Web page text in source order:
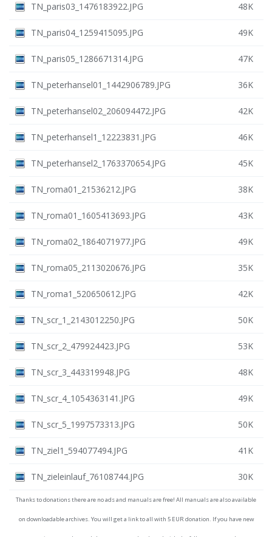
TN_paris03_1476183922.JPG 48K
TN_paris04_1259415095.JPG 49K
TN_paris05_1286671314.JPG 47K
TN_peterhansel01_1442906789.JPG 36K
TN_peterhansel02_206094472.JPG 42K
TN_peterhansel1_12223831.JPG 46K
TN_peterhansel2_1763370654.JPG 45K
TN_roma01_21536212.JPG 38K
TN_roma01_1605413693.JPG 43K
TN_roma02_1864071977.JPG 49K
TN_roma05_2113020676.JPG 35K
TN_roma1_520650612.JPG 42K
TN_scr_1_2143012250.JPG 50K
TN_scr_2_479924423.JPG 53K
TN_scr_3_443319948.JPG 48K
TN_scr_4_1054363141.JPG 49K
TN_scr_5_1997573313.JPG 50K
TN_ziel1_594077494.JPG 41K
TN_zieleinlauf_76108744.JPG 30K
Thanks to donations there are no ads and manuals are free! All manuals are also available
on downloadable archives. You will get a link to all with 5 EUR donation. If you have new